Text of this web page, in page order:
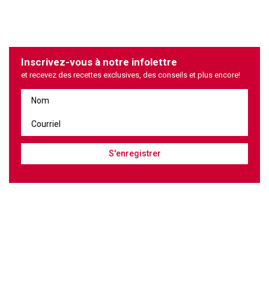
Inscrivez-vous à notre infolettre
et recevez des recettes exclusives, des conseils et plus encore!